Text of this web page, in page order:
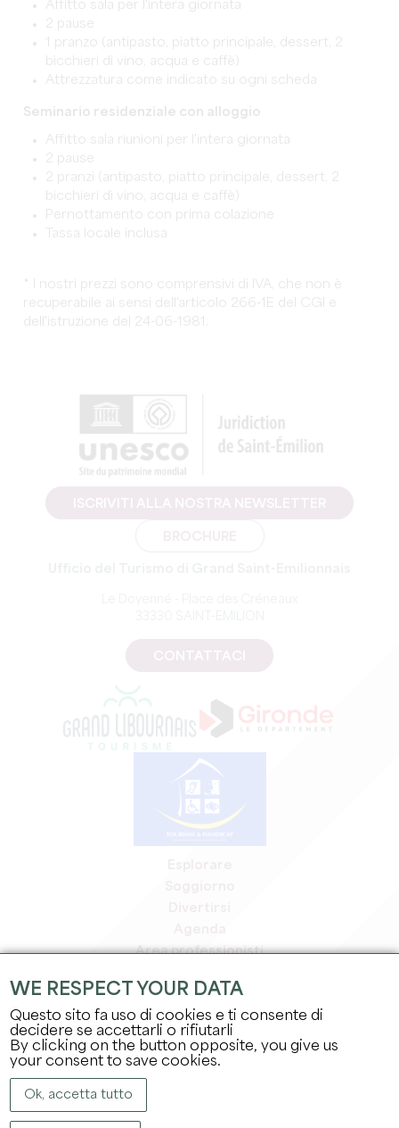
Affitto sala per l'intera giornata
2 pause
1 pranzo (antipasto, piatto principale, dessert, 2
bicchieri di vino, acqua e caffè)
Attrezzatura come indicato su ogni scheda
Seminario residenziale con alloggio
Affitto sala riunioni per l'intera giornata
2 pause
2 pranzi (antipasto, piatto principale, dessert, 2
bicchieri di vino, acqua e caffè)
Pernottamento con prima colazione
Tassa locale inclusa
* I nostri prezzi sono comprensivi di IVA, che non è
recuperabile ai sensi dell'articolo 266-1E del CGI e
dell'istruzione del 24-06-1981.
Area professionisti
Area stampa
Offerte di lavoro e stage
Informazioni legali
Informativa sulla privacy
WE RESPECT YOUR DATA
Questo sito fa uso di cookies e ti consente di
decidere se accettarli o rifiutarli
By clicking on the button opposite, you give us
your consent to save cookies.
Ok, accetta tutto